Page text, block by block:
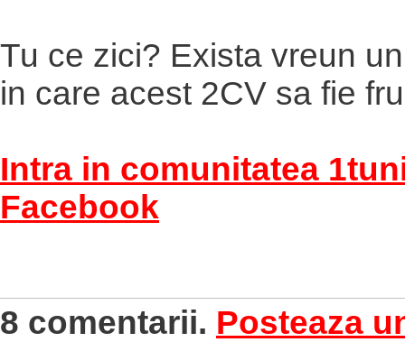
Tu ce zici? Exista vreun
in care acest 2CV sa fie
Intra in comunitatea
Facebook
8 comentarii. Posteaza